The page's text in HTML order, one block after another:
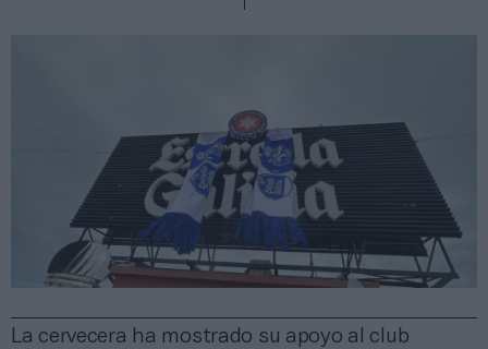
La cervecera ha mostrado su apoyo al club